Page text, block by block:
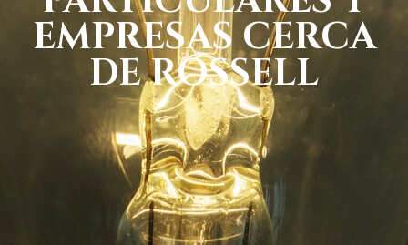
EMPRESAS CERCA
DE ROSSELL